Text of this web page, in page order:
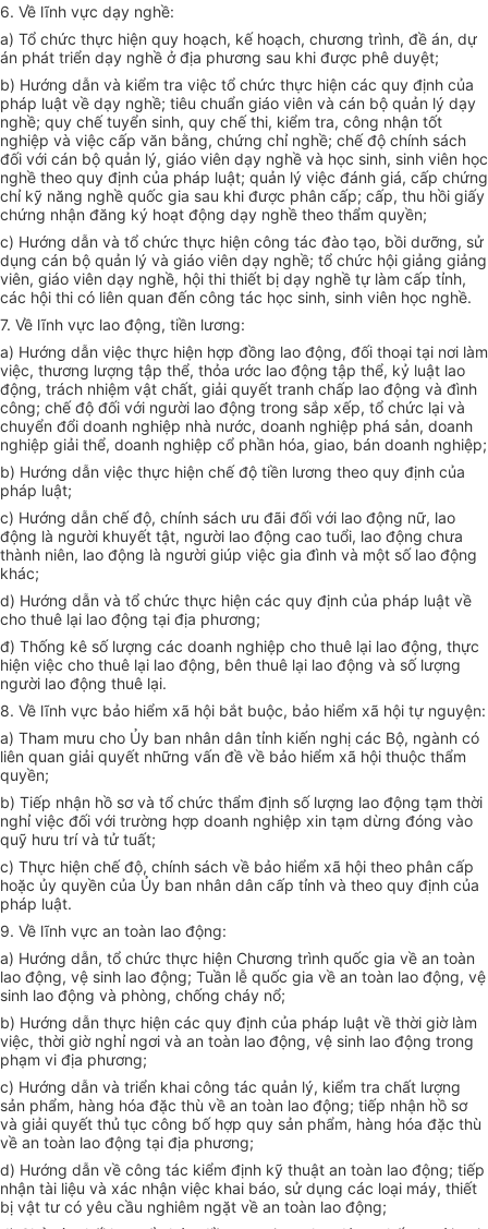
6. Về lĩnh vực dạy nghề:
a) Tổ chức thực hiện quy hoạch, kế hoạch, chương trình, đề án, dự
án phát triển dạy nghề ở địa phương sau khi được phê duyệt;
b) Hướng dẫn và kiểm tra việc tổ chức thực hiện các quy định của
pháp luật về dạy nghề; tiêu chuẩn giáo viên và cán bộ quản lý dạy
nghề; quy chế tuyển sinh, quy chế thi, kiểm tra, công nhận tốt
nghiệp và việc cấp văn bằng, chứng chỉ nghề; chế độ chính sách
đối với cán bộ quản lý, giáo viên dạy nghề và học sinh, sinh viên học
nghề theo quy định của pháp luật; quản lý việc đánh giá, cấp chứng
chỉ kỹ năng nghề quốc gia sau khi được phân cấp; cấp, thu hồi giấy
chứng nhận đăng ký hoạt động dạy nghề theo thẩm quyền;
c) Hướng dẫn và tổ chức thực hiện công tác đào tạo, bồi dưỡng, sử
dụng cán bộ quản lý và giáo viên dạy nghề; tổ chức hội giảng giảng
viên, giáo viên dạy nghề, hội thi thiết bị dạy nghề tự làm cấp tỉnh,
các hội thi có liên quan đến công tác học sinh, sinh viên học nghề.
7. Về lĩnh vực lao động, tiền lương:
a) Hướng dẫn việc thực hiện hợp đồng lao động, đối thoại tại nơi làm
việc, thương lượng tập thể, thỏa ước lao động tập thể, kỷ luật lao
động, trách nhiệm vật chất, giải quyết tranh chấp lao động và đình
công; chế độ đối với người lao động trong sắp xếp, tổ chức lại và
chuyển đổi doanh nghiệp nhà nước, doanh nghiệp phá sản, doanh
nghiệp giải thể, doanh nghiệp cổ phần hóa, giao, bán doanh nghiệp;
b) Hướng dẫn việc thực hiện chế độ tiền lương theo quy định của
pháp luật;
c) Hướng dẫn chế độ, chính sách ưu đãi đối với lao động nữ, lao
động là người khuyết tật, người lao động cao tuổi, lao động chưa
thành niên, lao động là người giúp việc gia đình và một số lao động
khác;
d) Hướng dẫn và tổ chức thực hiện các quy định của pháp luật về
cho thuê lại lao động tại địa phương;
đ) Thống kê số lượng các doanh nghiệp cho thuê lại lao động, thực
hiện việc cho thuê lại lao động, bên thuê lại lao động và số lượng
người lao động thuê lại.
8. Về lĩnh vực bảo hiểm xã hội bắt buộc, bảo hiểm xã hội tự nguyện:
a) Tham mưu cho Ủy ban nhân dân tỉnh kiến nghị các Bộ, ngành có
liên quan giải quyết những vấn đề về bảo hiểm xã hội thuộc thẩm
quyền;
b) Tiếp nhận hồ sơ và tổ chức thẩm định số lượng lao động tạm thời
nghỉ việc đối với trường hợp doanh nghiệp xin tạm dừng đóng vào
quỹ hưu trí và tử tuất;
c) Thực hiện chế độ, chính sách về bảo hiểm xã hội theo phân cấp
hoặc ủy quyền của Ủy ban nhân dân cấp tỉnh và theo quy định của
pháp luật.
9. Về lĩnh vực an toàn lao động:
a) Hướng dẫn, tổ chức thực hiện Chương trình quốc gia về an toàn
lao động, vệ sinh lao động; Tuần lễ quốc gia về an toàn lao động, vệ
sinh lao động và phòng, chống cháy nổ;
b) Hướng dẫn thực hiện các quy định của pháp luật về thời giờ làm
việc, thời giờ nghỉ ngơi và an toàn lao động, vệ sinh lao động trong
phạm vi địa phương;
c) Hướng dẫn và triển khai công tác quản lý, kiểm tra chất lượng
sản phẩm, hàng hóa đặc thù về an toàn lao động; tiếp nhận hồ sơ
và giải quyết thủ tục công bố hợp quy sản phẩm, hàng hóa đặc thù
về an toàn lao động tại địa phương;
d) Hướng dẫn về công tác kiểm định kỹ thuật an toàn lao động; tiếp
nhận tài liệu và xác nhận việc khai báo, sử dụng các loại máy, thiết
bị vật tư có yêu cầu nghiêm ngặt về an toàn lao động;